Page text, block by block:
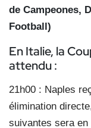
de Campeones,
Football)
En Italie, la
attendu :
21h00 : Naples
élimination
suivantes sera en